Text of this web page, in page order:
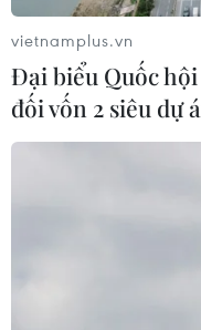
Tổ chức thi lại cho
điểm thi Trường
Tuyên Quang
Vụ trường chuyên
Hủy kết quả, tổ
môn
vietnamplus.vn
Đại biểu Quốc
đối vốn 2 siêu dự